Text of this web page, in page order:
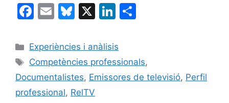
F
c
e
b
o
E
ai
l
Bl
e
s
k
y
X
Li
k
e
dI
p
ar
Categories
Experiències i anàlisis
Etiquetes
Competències professionals,
Documentalistes, Emissores de televisió, Perfil
professional, RelTV